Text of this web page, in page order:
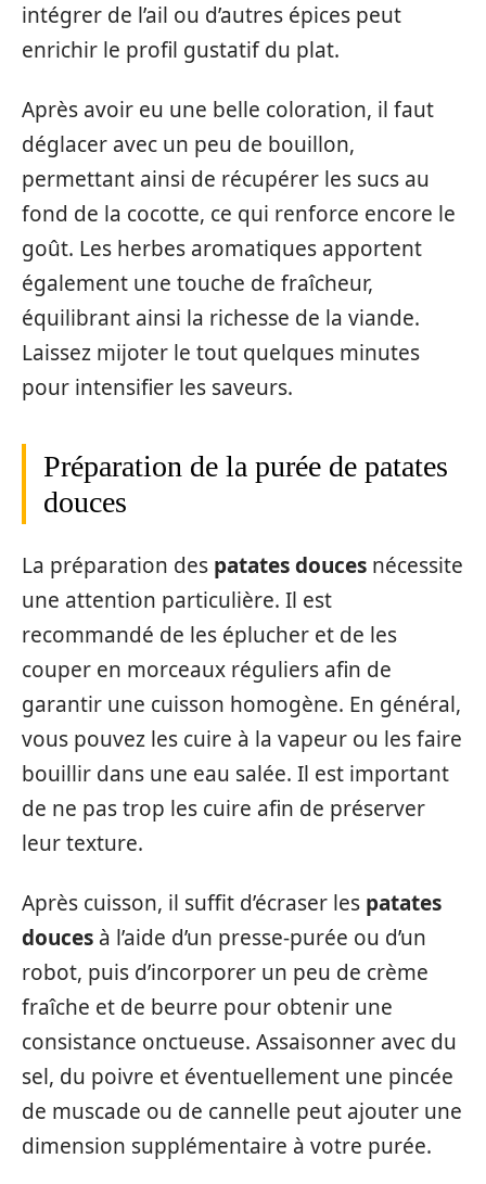
intégrer de l’ail ou d’autres épices peut
enrichir le profil gustatif du plat.
Après avoir eu une belle coloration, il faut
déglacer avec un peu de bouillon,
permettant ainsi de récupérer les sucs au
fond de la cocotte, ce qui renforce encore le
goût. Les herbes aromatiques apportent
également une touche de fraîcheur,
équilibrant ainsi la richesse de la viande.
Laissez mijoter le tout quelques minutes
pour intensifier les saveurs.
Préparation de la purée de patates
douces
La préparation des patates douces nécessite
une attention particulière. Il est
recommandé de les éplucher et de les
couper en morceaux réguliers afin de
garantir une cuisson homogène. En général,
vous pouvez les cuire à la vapeur ou les faire
bouillir dans une eau salée. Il est important
de ne pas trop les cuire afin de préserver
leur texture.
Après cuisson, il suffit d’écraser les patates
douces à l’aide d’un presse-purée ou d’un
robot, puis d’incorporer un peu de crème
fraîche et de beurre pour obtenir une
consistance onctueuse. Assaisonner avec du
sel, du poivre et éventuellement une pincée
de muscade ou de cannelle peut ajouter une
dimension supplémentaire à votre purée.